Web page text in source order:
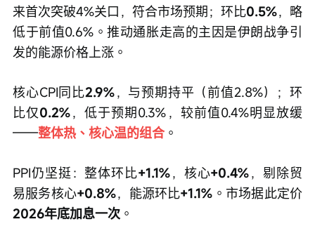
来首次突破4%关口，符合市场预期；环比0.5%，略
低于前值0.6%。推动通胀走高的主因是伊朗战争引
发的能源价格上涨。
核心CPI同比2.9%，与预期持平（前值2.8%）；环
比仅0.2%，低于预期0.3%，较前值0.4%明显放缓
——整体热、核心温的组合。
PPI仍坚挺：整体环比+1.1%，核心+0.4%，剔除贸
易服务核心+0.8%，能源环比+1.1% 。市场据此定价
2026年底加息一次 。